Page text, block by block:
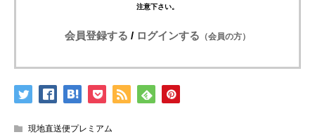
注意下さい。
会員登録する / ログインする （会員の方）
現地直送便プレミアム